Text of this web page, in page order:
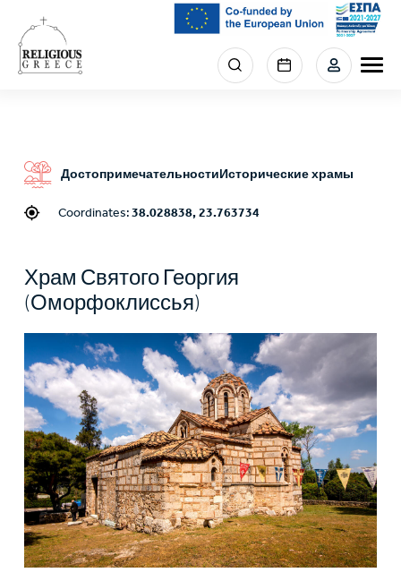
main
content
Menu
section
ДостопримечательностиИсторические храмы
Coordinates:38.028838, 23.763734
Храм Святого Георгия
(Оморфоклиссья)